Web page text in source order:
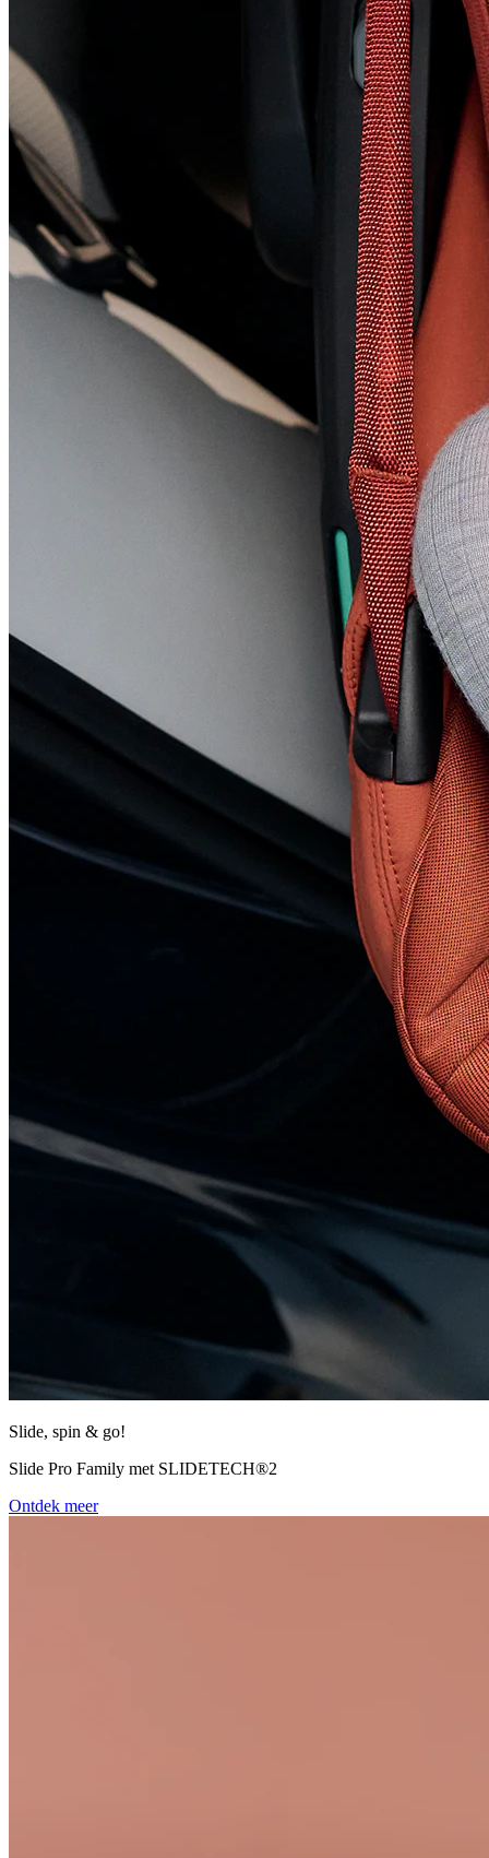
Slide, spin & go!
Slide Pro Family met SLIDETECH®2
Ontdek meer